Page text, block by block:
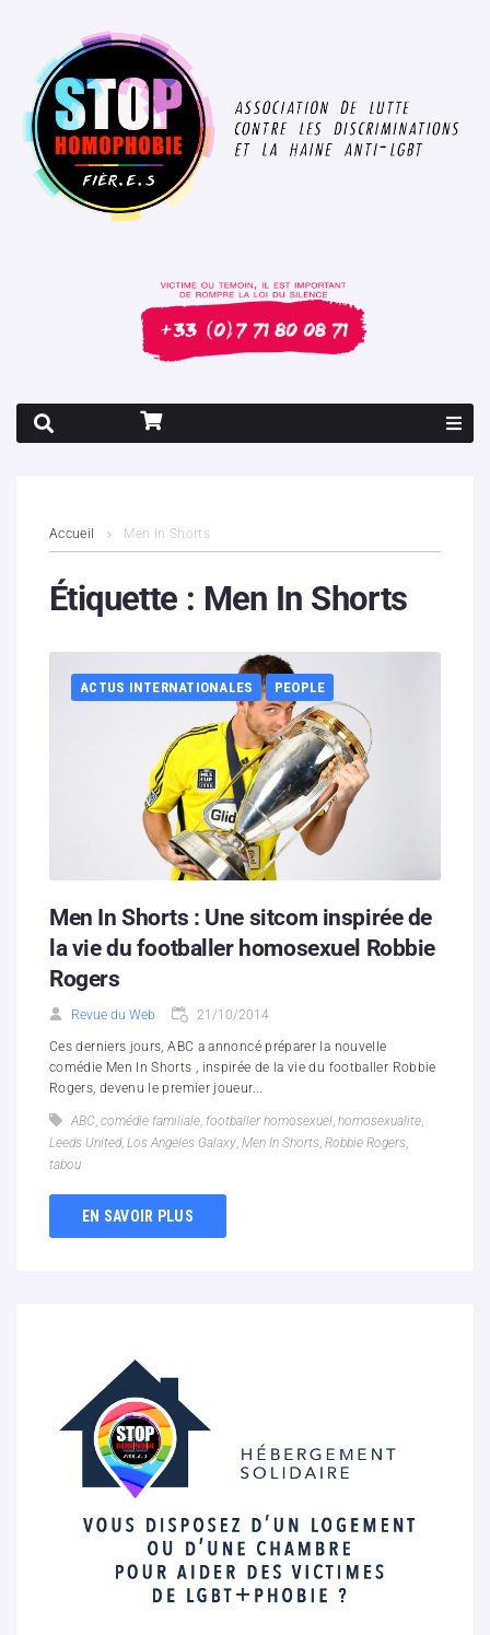
Contenus litigieux
Boutique
Hébergement solidaire
Accueil Men In Shorts
Étiquette : Men In Shorts
ACTUS INTERNATIONALES PEOPLE
Men In Shorts : Une sitcom inspirée de
la vie du footballer homosexuel Robbie
Rogers
Revue du Web 21/10/2014
Ces derniers jours, ABC a annoncé préparer la nouvelle
comédie Men In Shorts , inspirée de la vie du footballer Robbie
Rogers, devenu le premier joueur...
ABC, comédie familiale, footballer homosexuel, homosexualite,
Leeds United, Los Angeles Galaxy, Men In Shorts, Robbie Rogers,
tabou
EN SAVOIR PLUS